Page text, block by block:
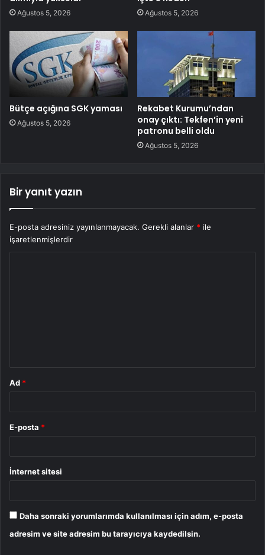
Ağustos 5, 2026 Ağustos 5, 2026
Bütçe açığına SGK yaması
Ağustos 5, 2026
Rekabet Kurumu’ndan
onay çıktı: Tekfen’in yeni
patronu belli oldu
Ağustos 5, 2026
Bir yanıt yazın
E-posta adresiniz yayınlanmayacak. Gerekli alanlar * ile
işaretlenmişlerdir
Ad *
E-posta *
İnternet sitesi
Daha sonraki yorumlarımda kullanılması için adım, e-posta
adresim ve site adresim bu tarayıcıya kaydedilsin.